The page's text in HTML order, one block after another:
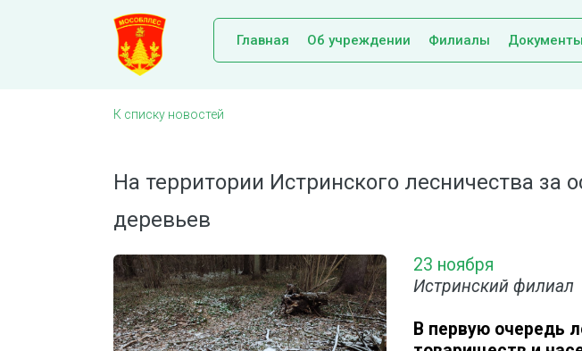
Главная Об учреждении Филиалы Документы
К списку новостей
На территории Истринского лесничества за
деревьев
23 ноября
Истринский филиал
В первую очередь